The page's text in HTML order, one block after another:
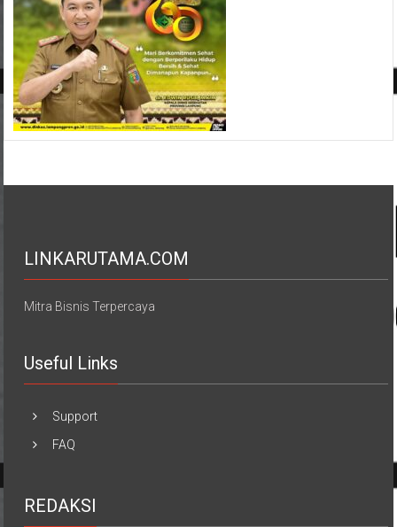
LINKARUTAMA.COM
Mitra Bisnis Terpercaya
Useful Links
Support
FAQ
REDAKSI